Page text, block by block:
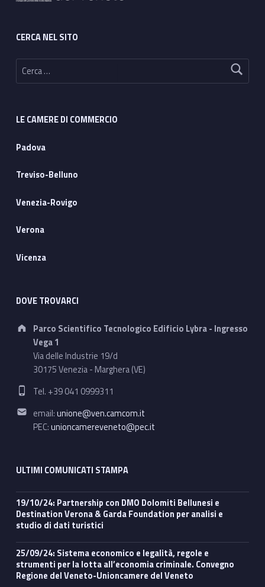
CERCA NEL SITO
Ricerca per:
LE CAMERE DI COMMERCIO
Padova
Treviso-Belluno
Venezia-Rovigo
Verona
Vicenza
DOVE TROVARCI
Address:
Parco Scientifico Tecnologico Edificio Lybra - Ingresso
Vega 1
Via delle Industrie 19/d
30175 Venezia - Marghera (VE)
Phone number:
Tel. +39 041 0999311
Email address:
email:unione@ven.camcom.it
PEC:unioncamereveneto@pec.it
ULTIMI COMUNICATI STAMPA
19/10/24: Partnership con DMO Dolomiti Bellunesi e
Destination Verona & Garda Foundation per analisi e
studio di dati turistici
25/09/24: Sistema economico e legalità, regole e
strumenti per la lotta all’economia criminale. Convegno
Regione del Veneto-Unioncamere del Veneto